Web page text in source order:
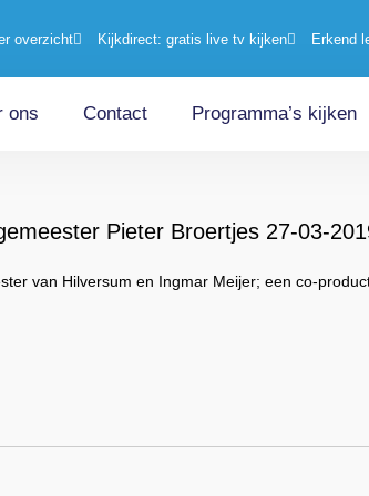
overzicht Kijkdirect: gratis live tv kijken Erkend
ons Contact Programma’s kijken
Pieter Broertjes 27-03-
van Hilversum en Ingmar Meijer; een co-